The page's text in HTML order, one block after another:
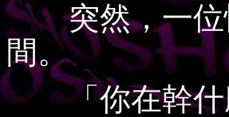
突然，一位憤
間。
「你在幹什麼